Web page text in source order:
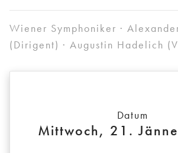
Wiener Symphoniker ·
(Dirigent) · Augustin Hadelich
Datum
Mittwoch, 21.